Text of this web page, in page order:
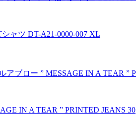
ャツ DT-A21-0000-007 XL
IN A TEAR ” PRINTED JEANS 30